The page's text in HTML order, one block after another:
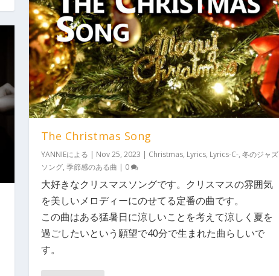
The Christmas Song
YANNIEによる | Nov 25, 2023 | Christmas, Lyrics, Lyrics-C-, 冬のジャズ
ソング, 季節感のある曲 | 0
大好きなクリスマスソングです。クリスマスの雰囲気
を美しいメロディーにのせてる定番の曲です。
この曲はある猛暑日に涼しいことを考えて涼しく夏を
過ごしたいという願望で40分で生まれた曲らしいで
す。